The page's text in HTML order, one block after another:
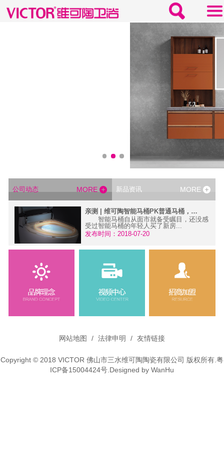
MORE
公司动态 MORE
新品资讯
亲测 | 维可陶智能马桶PK普通马桶，孰更胜一筹？
智能马桶自从面市就备受瞩目，还没感
受过智能马桶的年轻人买了新房...
发布时间：2018-07-20
维可陶微铅龙头---环保·健康
染，人们越来越关注外在环境为健...
发布时间：2015-11-30
网站地图 / 法律申明 / 友情链接
Copyright © 2018 VICTOR 佛山市三水维可陶陶瓷有限公司 版权所有. 粤
ICP备15004424号 .Designed by WanHu